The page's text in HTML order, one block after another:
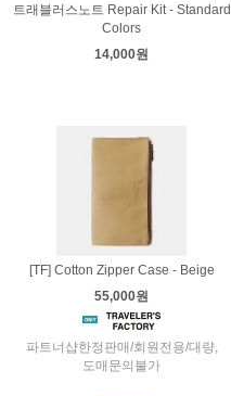
트래블러스노트 Repair Kit - Standard
Colors
14,000원
[TF] Cotton Zipper Case - Beige
55,000원
파트너샵한정판매/회원전용/대량,
도매문의불가